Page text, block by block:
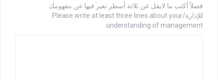
فضلاً أكتب ما لايقل عن ثلاثة أسطر تعبر فيها عن مفهومك
للإدارة/Please write at least three lines about your
understanding of management